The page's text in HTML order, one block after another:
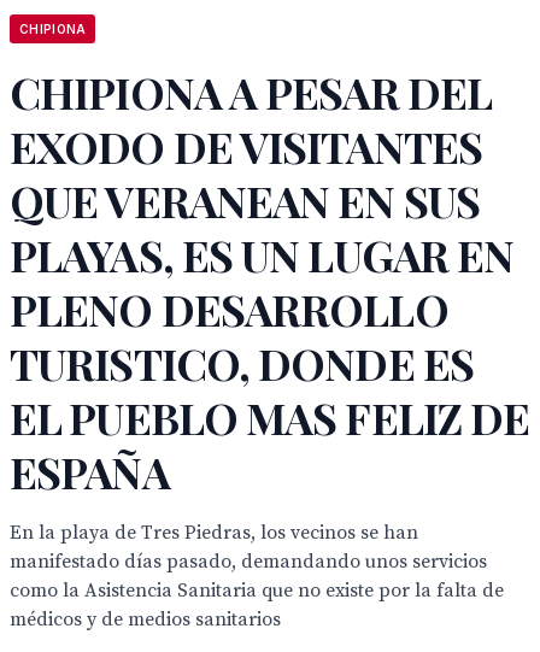
CHIPIONA
CHIPIONA A PESAR DEL
EXODO DE VISITANTES
QUE VERANEAN EN SUS
PLAYAS, ES UN LUGAR EN
PLENO DESARROLLO
TURISTICO, DONDE ES
EL PUEBLO MAS FELIZ DE
ESPAÑA
En la playa de Tres Piedras, los vecinos se han
manifestado días pasado, demandando unos servicios
como la Asistencia Sanitaria que no existe por la falta de
médicos y de medios sanitarios